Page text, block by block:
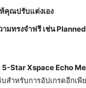
คุณปรับแต่งเอง
ามทรงจำฟรี เช่น
5-Star Xspace Echo
สำหรับการอัปเกรดอีกเพี